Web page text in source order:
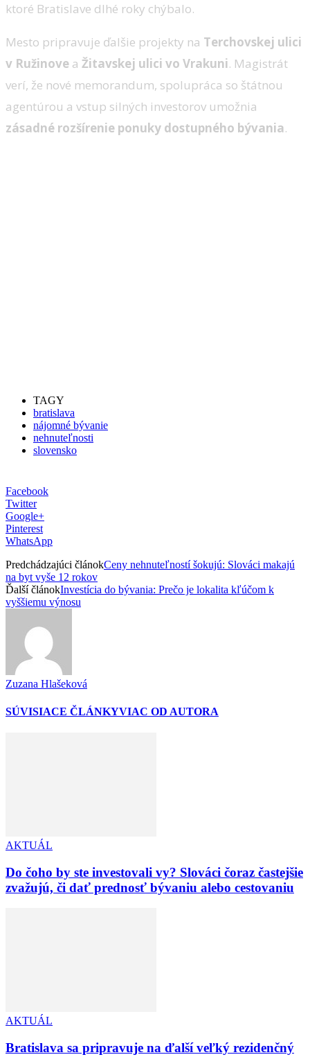
ktoré Bratislave dlhé roky chýbalo.
Mesto pripravuje ďalšie projekty na Terchovskej ulici
v Ružinove a Žitavskej ulici vo Vrakuni. Magistrát
verí, že nové memorandum, spolupráca so štátnou
agentúrou a vstup silných investorov umožnia
zásadné rozšírenie ponuky dostupného bývania.
TAGY
bratislava
nájomné bývanie
nehnuteľnosti
slovensko
Facebook
Twitter
Google+
Pinterest
WhatsApp
Predchádzajúci článokCeny nehnuteľností šokujú: Slováci makajú
na byt vyše 12 rokov
Ďalší článokInvestícia do bývania: Prečo je lokalita kľúčom k
vyššiemu výnosu
Zuzana Hlašeková
SÚVISIACE ČLÁNKYVIAC OD AUTORA
AKTUÁL
Do čoho by ste investovali vy? Slováci čoraz častejšie
zvažujú, či dať prednosť bývaniu alebo cestovaniu
AKTUÁL
Bratislava sa pripravuje na ďalší veľký rezidenčný